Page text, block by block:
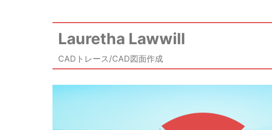
Lauretha Lawwill
CADトレース/CAD図面作成